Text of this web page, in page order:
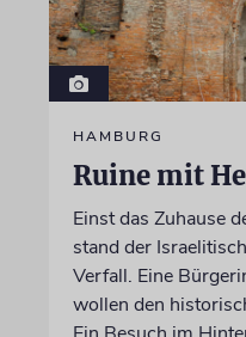
HAMBURG
Ruine mit
Einst das Zuhause
stand der
Verfall. Eine
wollen den